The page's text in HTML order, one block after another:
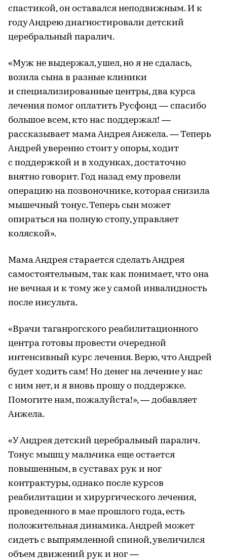
спастикой, он оставался неподвижным. И к
году Андрею диагностировали детский
церебральный паралич.
«Муж не выдержал, ушел, но я не сдалась,
возила сына в разные клиники
и специализированные центры, два курса
лечения помог оплатить Русфонд — спасибо
большое всем, кто нас поддержал! —
рассказывает мама Андрея Анжела. — Теперь
Андрей уверенно стоит у опоры, ходит
с поддержкой и в ходунках, достаточно
внятно говорит. Год назад ему провели
операцию на позвоночнике, которая снизила
мышечный тонус. Теперь сын может
опираться на полную стопу, управляет
коляской».
Мама Андрея старается сделать Андрея
самостоятельным, так как понимает, что она
не вечная и к тому же у самой инвалидность
после инсульта.
«Врачи таганрогского реабилитационного
центра готовы провести очередной
интенсивный курс лечения. Верю, что Андрей
будет ходить сам! Но денег на лечение у нас
с ним нет, и я вновь прошу о поддержке.
Помогите нам, пожалуйста!», — добавляет
Анжела.
«У Андрея детский церебральный паралич.
Тонус мышц у мальчика еще остается
повышенным, в суставах рук и ног
контрактуры, однако после курсов
реабилитации и хирургического лечения,
проведенного в мае прошлого года, есть
положительная динамика. Андрей может
сидеть с выпрямленной спиной, увеличился
объем движений рук и ног —